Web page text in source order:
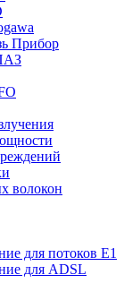
Прибор
волокон
для потоков Е1
для ADSL